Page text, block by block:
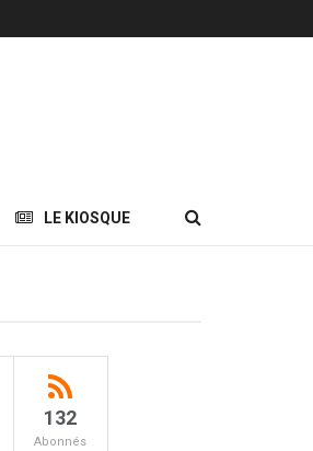
LE KIOSQUE
132
Abonnés